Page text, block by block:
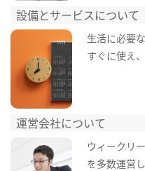
設備とサービスについて
生活に必要
すぐに使え
運営会社について
ウィークリ
を多数運営